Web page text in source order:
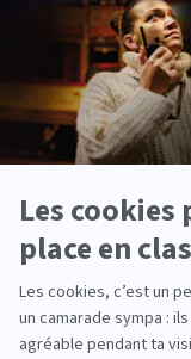
Formation en
pourquoi
Parcoursup ?
lire la suite
Pluridisciplinaire